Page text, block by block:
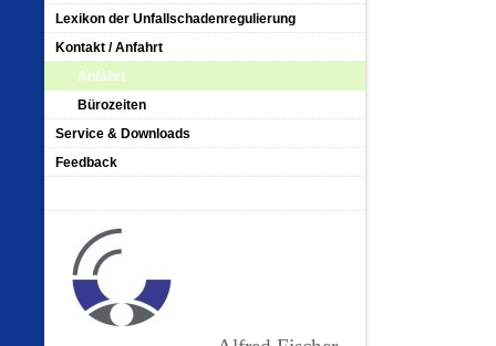
Lexikon der Unfallschadenregulierung
Kontakt / Anfahrt
Anfahrt
Bürozeiten
Service & Downloads
Feedback